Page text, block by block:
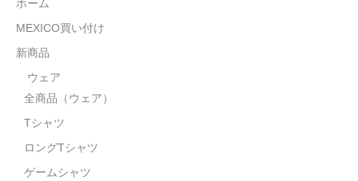
ORIGINAL
STILL 90’s
Brown Pride
全商品（ORIGINAL）
ホーム
MEXICO買い付け
新商品
ウェア
全商品（ウェア）
Tシャツ
ロングTシャツ
ゲームシャツ